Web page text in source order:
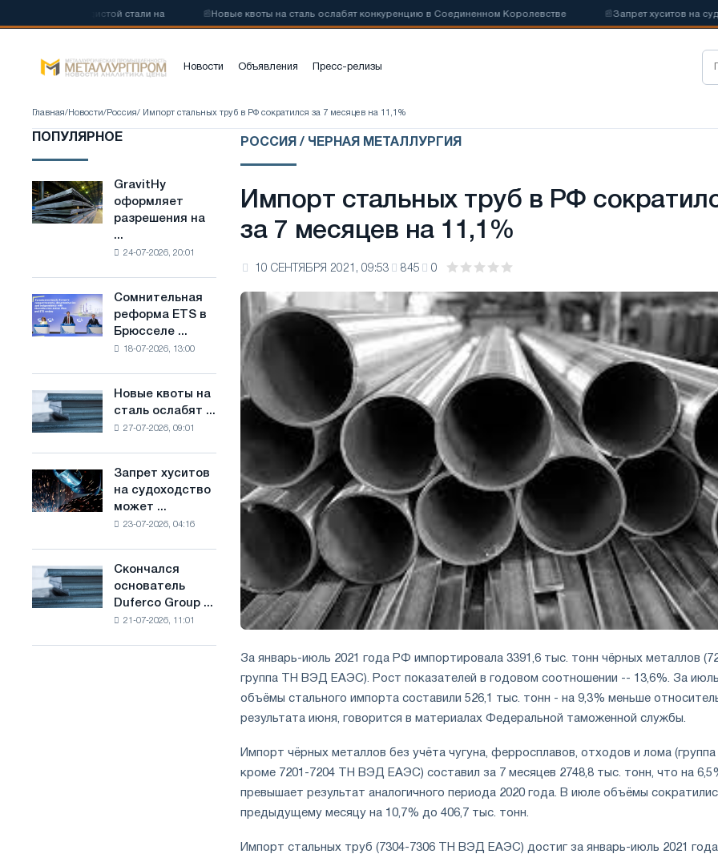
стали на Новые квоты на сталь ослабят конкуренцию в Соединенном Королевстве Запрет хуситов на
Новости Объявления Пресс-релизы
Главная/ Новости/ Россия/ Импорт стальных труб в РФ сократился за 7 месяцев на 11,1%
ПОПУЛЯРНОЕ
GravitHy
оформляет
разрешения
строительство
производству
низкоуглеродистой
основе
водорода
Франции
GravitHy
оформляет
разрешения на
...
24-07-2026, 20:01
Сомнительная
реформа
ETS
отраслевые
ограничения
амбициями
по
борьбе
с
Сомнительная
реформа ETS в
Брюсселе ...
18-07-2026, 13:00
Новые
квоты
на
конкуренцию
в
Новые квоты на
сталь ослабят ...
27-07-2026, 09:01
Запрет
хуситов
на
импорт
Саудовской
Запрет хуситов
на судоходство
может ...
23-07-2026, 04:16
Скончался
основатель
Duferco
Скончался
основатель
Duferco Group ...
21-07-2026, 11:01
РОССИЯ / ЧЕРНАЯ МЕТАЛЛУРГИЯ
Импорт стальных труб в РФ
за 7 месяцев на 11,1%
10 СЕНТЯБРЯ 2021, 09:53 845 0
За январь-июль 2021 года РФ импортировала 3391,6 тыс. тонн чёрных металлов
группа ТН ВЭД ЕАЭС). Рост показателей в годовом соотношении -- 13,6%. За июль
объёмы стального импорта составили 526,1 тыс. тонн - на 9,3% меньше
результата июня, говорится в материалах Федеральной таможенной службы.
Импорт чёрных металлов без учёта чугуна, ферросплавов, отходов и лома (группа
кроме 7201-7204 ТН ВЭД ЕАЭС) составил за 7 месяцев 2748,8 тыс. тонн, что на
превышает результат аналогичного периода 2020 года. В июле объёмы
предыдущему месяцу на 10,7% до 406,7 тыс. тонн.
Импорт стальных труб (7304-7306 ТН ВЭД ЕАЭС) достиг за январь-июль 2021 года